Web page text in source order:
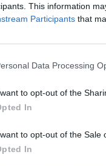
This information
Participants that
Data Processing
to opt-out of the
In
to opt-out of the Sale
In